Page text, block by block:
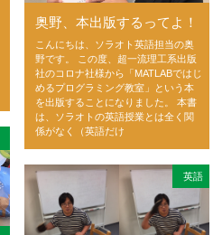
奥野、本出版するってよ！
こんにちは、ソラオト英語担当の奥
野です。 この度、超一流理工系出版
社のコロナ社様から「MATLABではじ
めるプログラミング教室」という本
を出版することになりました。 本書
は、ソラオトの英語授業とは全く関
係がなく（英語だけ
英語